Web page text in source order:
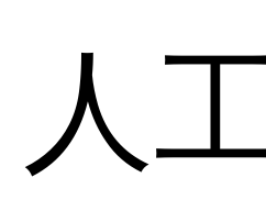
人